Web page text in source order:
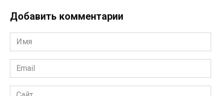
Добавить комментарии
Имя
*
Email
*
Сайт